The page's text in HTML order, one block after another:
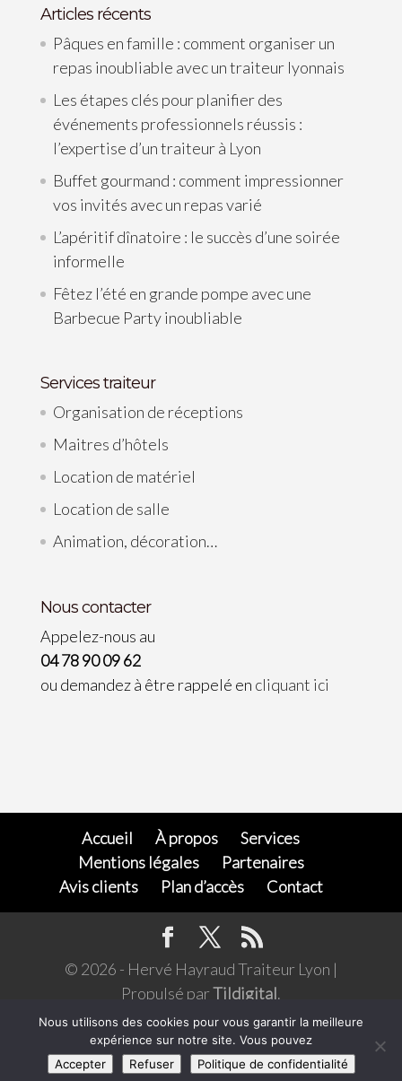
Articles récents
Pâques en famille : comment organiser un
repas inoubliable avec un traiteur lyonnais
Les étapes clés pour planifier des
événements professionnels réussis :
l’expertise d’un traiteur à Lyon
Buffet gourmand : comment impressionner
vos invités avec un repas varié
L’apéritif dînatoire : le succès d’une soirée
informelle
Fêtez l’été en grande pompe avec une
Barbecue Party inoubliable
Services traiteur
Organisation de réceptions
Maitres d’hôtels
Location de matériel
Location de salle
Animation, décoration…
Nous contacter
Appelez-nous au
04 78 90 09 62
ou demandez à être rappelé en cliquant ici
Accueil À propos
Services
Mentions légales
Partenaires
Avis clients
Plan d’accès Contact
© 2026 - Hervé Hayraud Traiteur Lyon |
Propulsé parTildigital.
L’abus d'alcool est dangereux pour la santé,
consommer avec modération. Pour votre santé,
pratiquez une activité physique régulière
Nous utilisons des cookies pour vous garantir la meilleure
expérience sur notre site. Vous pouvez
Accepter
Refuser Politique de confidentialité